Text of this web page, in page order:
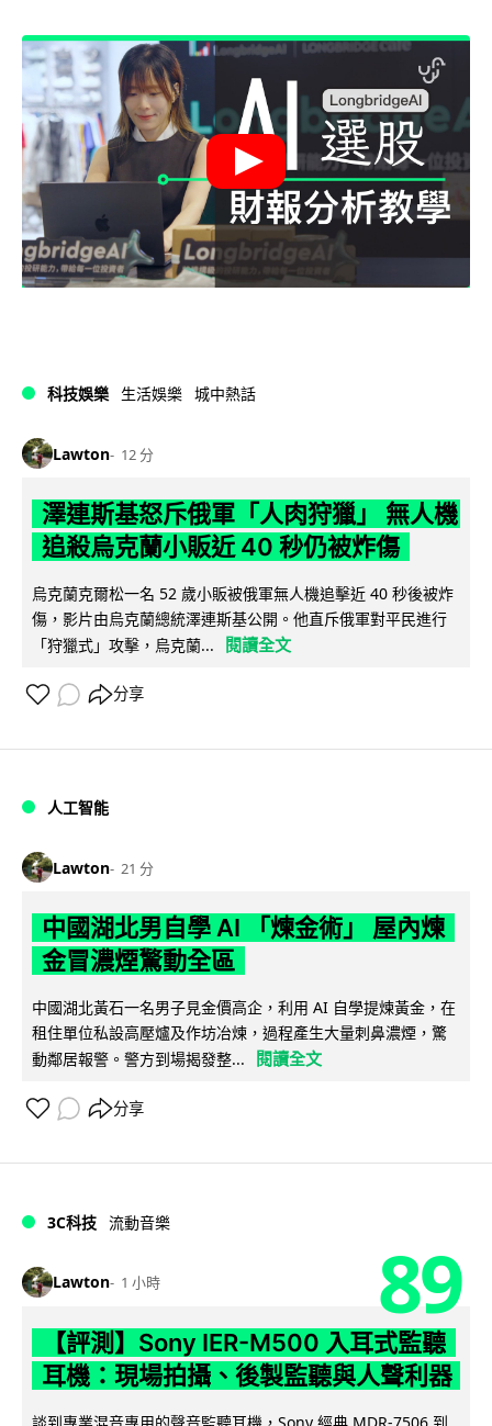
科技娛樂 生活娛樂 城中熱話
Lawton 12 分
澤連斯基怒斥俄軍「人肉狩獵」 無人機
追殺烏克蘭小販近 40 秒仍被炸傷
烏克蘭克爾松一名 52 歲小販被俄軍無人機追擊近 40 秒後被炸
傷，影片由烏克蘭總統澤連斯基公開。他直斥俄軍對平民進行
「狩獵式」攻擊，烏克蘭...
閱讀全文
分享
人工智能
Lawton 21 分
中國湖北男自學 AI 「煉金術」 屋內煉
金冒濃煙驚動全區
中國湖北黃石一名男子見金價高企，利用 AI 自學提煉黃金，在
租住單位私設高壓爐及作坊冶煉，過程產生大量刺鼻濃煙，驚
動鄰居報警。警方到場揭發整...
閱讀全文
分享
3C科技 流動音樂
Lawton 1 小時 89
【評測】Sony IER-M500 入耳式監聽
耳機：現場拍攝、後製監聽與人聲利器
談到專業混音專用的聲音監聽耳機，Sony 經典 MDR-7506 到